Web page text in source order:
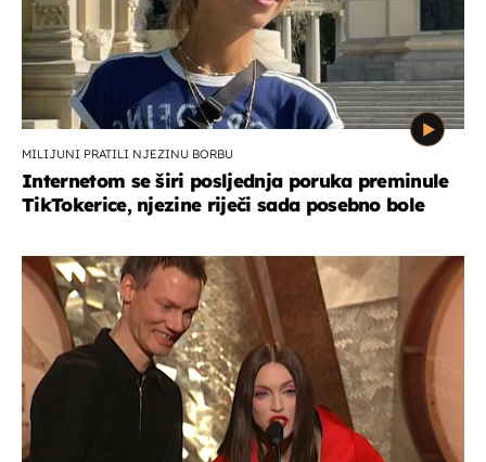
MILIJUNI PRATILI NJEZINU BORBU
Internetom se širi posljednja poruka preminule
TikTokerice, njezine riječi sada posebno bole